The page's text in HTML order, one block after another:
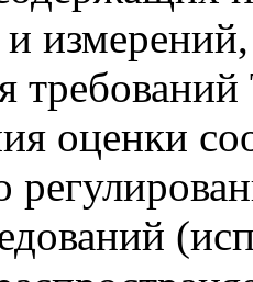
оценки